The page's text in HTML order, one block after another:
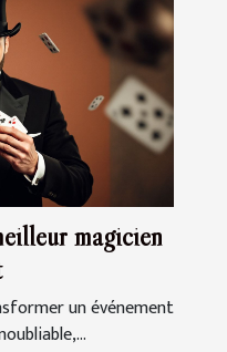
magicien
un événement